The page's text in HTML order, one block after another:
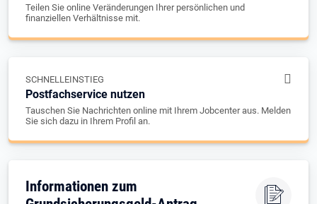
Teilen Sie online Veränderungen Ihrer persönlichen und
finanziellen Verhältnisse mit.
SCHNELLEINSTIEG
Postfachservice nutzen
Tauschen Sie Nachrichten online mit Ihrem Jobcenter aus. Melden
Sie sich dazu in Ihrem Profil an.
Informationen zum